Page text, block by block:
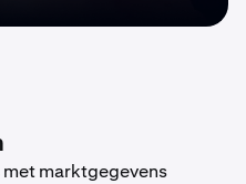
marktgegevens